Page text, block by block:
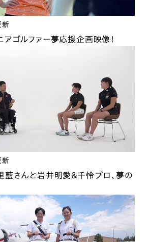
新
ゴルファー夢応援企画映像！
新
藍さんと岩井明愛＆千怜プロ、夢の